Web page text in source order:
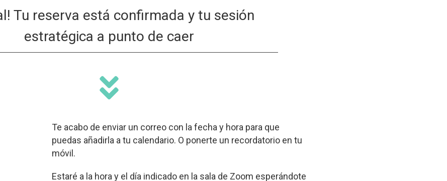
Tu reserva está confirmada y tu sesión
estratégica a punto de caer
Te acabo de enviar un correo con la fecha y hora para que
puedas añadirla a tu calendario. O ponerte un recordatorio en tu
móvil.
Estaré a la hora y el día indicado en la sala de Zoom esperándote